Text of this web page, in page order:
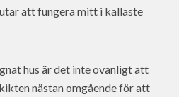
att fungera mitt i kallaste
hus är det inte ovanligt att
nästan omgående för att